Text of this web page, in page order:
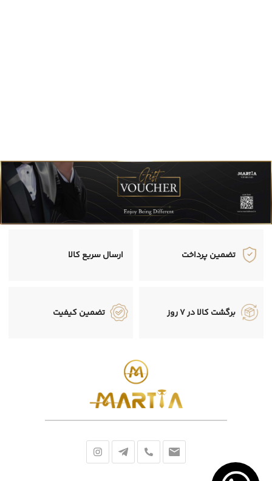
تضمین پرداخت ارسال سریع کالا
برگشت کالا در 7 روز تضمین کیفیت